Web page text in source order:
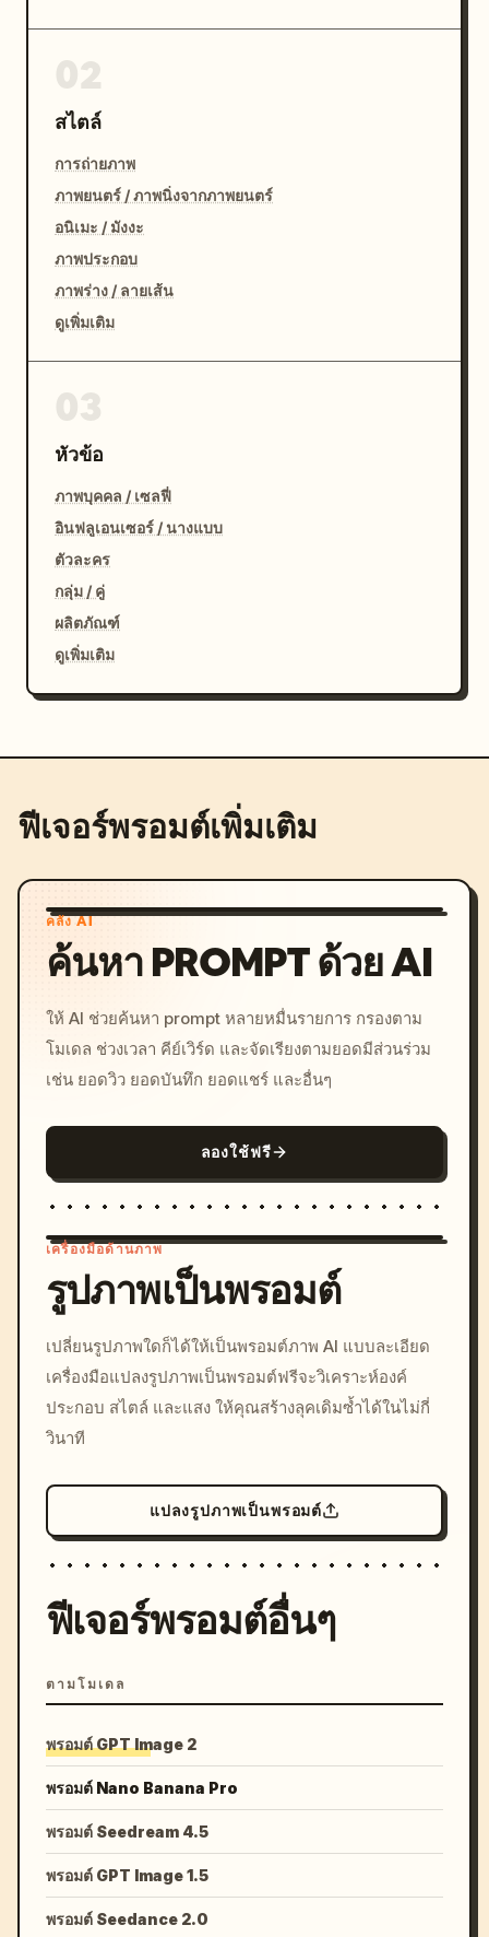
สไตล์
การถ่ายภาพ
ภาพยนตร์ / ภาพนิ่งจากภาพยนตร์
อนิเมะ / มังงะ
ภาพประกอบ
ภาพร่าง / ลายเส้น
ดูเพิ่มเติม
หัวข้อ
ภาพบุคคล / เซลฟี่
อินฟลูเอนเซอร์ / นางแบบ
ตัวละคร
กลุ่ม / คู่
ผลิตภัณฑ์
ดูเพิ่มเติม
ฟีเจอร์พรอมต์เพิ่มเติม
คลัง AI
ค้นหา PROMPT ด้วย AI
ให้ AI ช่วยค้นหา prompt หลายหมื่นรายการ กรองตาม
โมเดล ช่วงเวลา คีย์เวิร์ด และจัดเรียงตามยอดมีส่วนร่วม
เช่น ยอดวิว ยอดบันทึก ยอดแชร์ และอื่นๆ
ลองใช้ฟรี
c, cyberpunk sunset, neon
colors, 8k --v 6.0
เครื่องมือด้านภาพ
รูปภาพเป็นพรอมต์
เปลี่ยนรูปภาพใดก็ได้ให้เป็นพรอมต์ภาพ AI แบบละเอียด
เครื่องมือแปลงรูปภาพเป็นพรอมต์ฟรีจะวิเคราะห์องค์
ประกอบ สไตล์ และแสง ให้คุณสร้างลุคเดิมซ้ำได้ในไม่กี่
วินาที
แปลงรูปภาพเป็นพรอมต์
ฟีเจอร์พรอมต์อื่นๆ
ตามโมเดล
พรอมต์ GPT Image 2
พรอมต์ Nano Banana Pro
พรอมต์ Seedream 4.5
พรอมต์ GPT Image 1.5
พรอมต์ Seedance 2.0